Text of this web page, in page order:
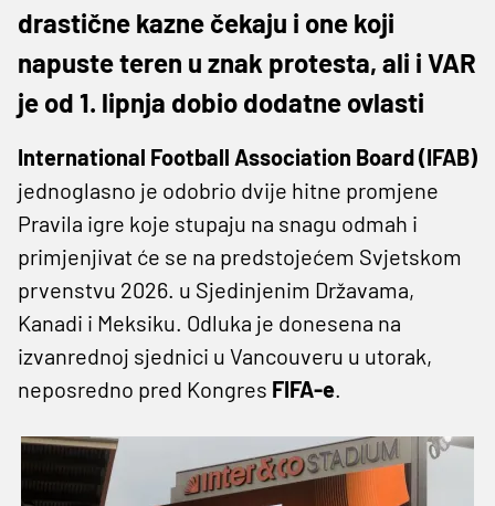
drastične kazne čekaju i one koji
napuste teren u znak protesta, ali i VAR
je od 1. lipnja dobio dodatne ovlasti
International Football Association Board (IFAB)
jednoglasno je odobrio dvije hitne promjene
Pravila igre koje stupaju na snagu odmah i
primjenjivat će se na predstojećem Svjetskom
prvenstvu 2026. u Sjedinjenim Državama,
Kanadi i Meksiku. Odluka je donesena na
izvanrednoj sjednici u Vancouveru u utorak,
neposredno pred Kongres FIFA-e.